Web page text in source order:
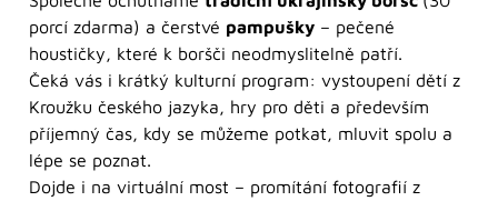
porcí zdarma) a čerstvé pampušky – pečené
houstičky, které k boršči neodmyslitelně patří.
Čeká vás i krátký kulturní program: vystoupení dětí z
Kroužku českého jazyka, hry pro děti a především
příjemný čas, kdy se můžeme potkat, mluvit spolu a
lépe se poznat.
Dojde i na virtuální most – promítání fotografií z